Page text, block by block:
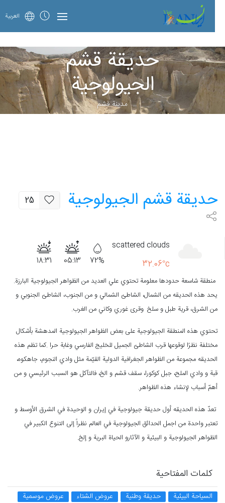
العربية
حديقة قشم
الجيولوجية
مدينة قشم
حديقة قشم الجيولوجية 25
scattered clouds
32.06°c
72%
05:13
18:31
منطقة شاسعة حدودها معلومة تحتوي علي العدید من الظواهر الجيولوجية البارزة.
يحد هذه الحديقه من الشمال، الشاطئ الشمالي و من الجنوب، الشاطئ الجنوبي و
من الشرق، قرية طبل و سلخ وقرى غوري وكاني من الغرب.
تحتوي هذه المنطقة الجيولوجية على بعض الظواهر الجيولوجية المدهشة بأشكال
مختلفة نظرًا لوقوعها قرب الشاطئ الجميل للخليج الفارسي وغابة حرا .كما تظم هذه
الحديقه مجموعة من الظواهر الجغرافية الدولية القيّمة مثل وادي النجوم، جاهکوه،
قبة و وادي الملح، جبل کوکورا، سقف قشم و الخ، فالتآکل هو السبب الرئیسي و من
أهمّ أسباب لإنشاء هذه الظواهر.
تعدّ هذه الحديقه أول حديقة جيولوجية في إیران و الوحیدة في الشرق الأوسط و
تعتبر واحدة من اجمل الحدائق الجیولوجية في العالم نظراً إلی التنوع الكبير في
الظواهر الجیولوجية و البیئية و الآثارو الحیاة البرية و إلخ.
كلمات المفتاحية
السياحة البيئية حديقة وطنية عروض الشتاء عروض موسمية